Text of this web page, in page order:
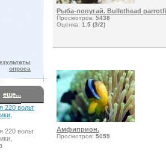
опроса
еще...
220 вольт
220 вольт
Рыба-попугай. Bullethead
Просмотров: 5438
Оценка: 1.5 (3/2)
Амфиприон.
Просмотров: 5059